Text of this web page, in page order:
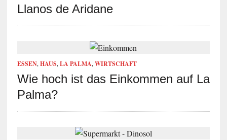
Llanos de Aridane
ESSEN,HAUS,LA PALMA,WIRTSCHAFT
Wie hoch ist das Einkommen auf La
Palma?